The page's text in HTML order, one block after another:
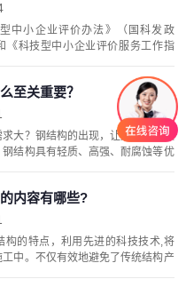
中小企业评价办法》（国科发政
《科技型中小企业评价服务工作指
至关重要？
大？钢结构的出现，让建筑工程领
结构具有轻质、高强、耐腐蚀等优
内容有哪些?
构的特点，利用先进的科技技术,将
中。不仅有效地避免了传统结构产